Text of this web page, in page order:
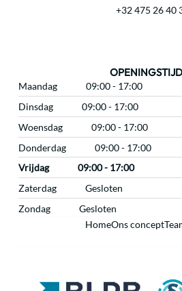
+32 475 26 40
Maandag
09:00 - 17:00
Dinsdag
09:00 - 17:00
Woensdag
09:00 - 17:00
Donderdag
09:00 - 17:00
Vrijdag
09:00 - 17:00
Zaterdag
Gesloten
Zondag
Gesloten
HomeOns concept